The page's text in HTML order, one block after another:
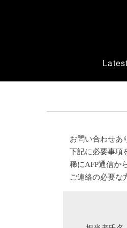
Latest
お問い合わせあ
下記に必要事項
稀にAFP通信か
ご連絡の必要な